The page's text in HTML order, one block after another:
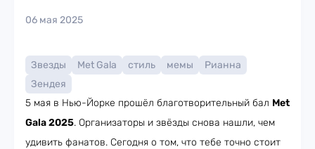
06 мая 2025
Звезды Met Gala стиль мемы
Рианна
Зендея
5 мая в Нью-Йорке прошёл благотворительный бал Met
Gala 2025. Организаторы и звёзды снова нашли, чем
удивить фанатов. Сегодня о том, что тебе точно стоит